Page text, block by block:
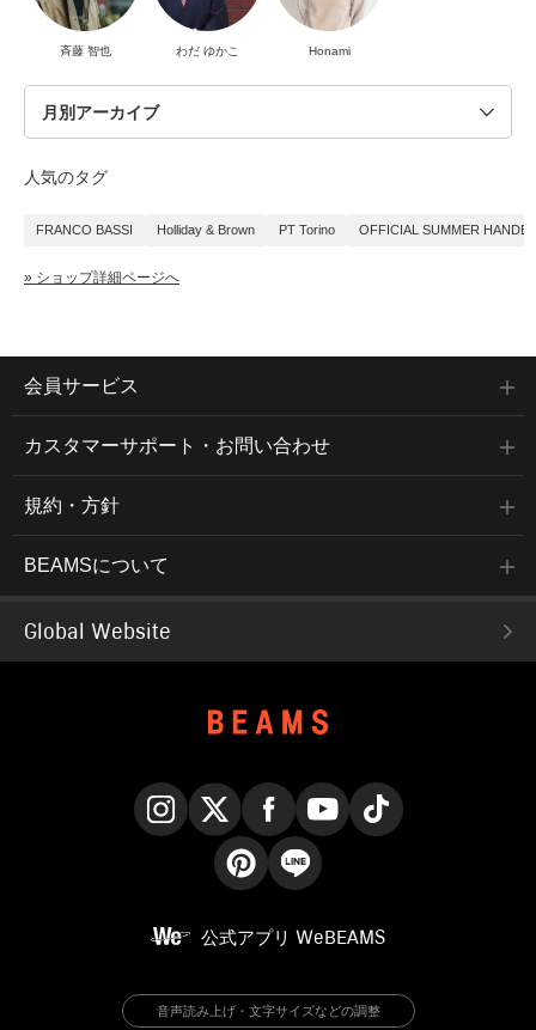
斉藤 智也 わだ ゆかこ Honami
人気のタグ
FRANCO BASSI Holliday & Brown PT Torino OFFICIAL SUMMER
» ショップ詳細ページへ
会員サービス
カスタマーサポート・お問い合わせ
規約・方針
BEAMSについて
Global Website
公式アプリ WeBEAMS
音声読み上げ・文字サイズなどの調整